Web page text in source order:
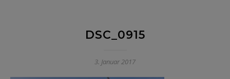
DSC_0915
3. Januar 2017